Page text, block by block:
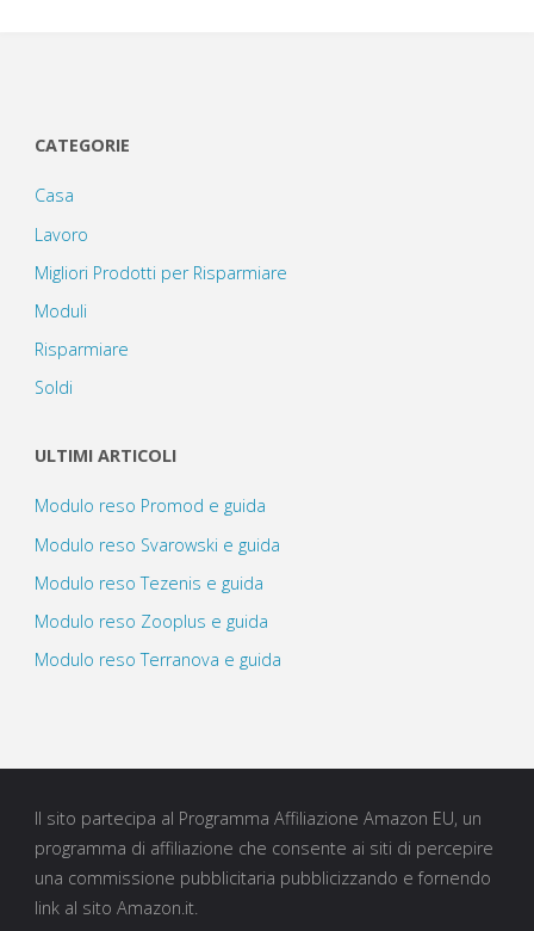
CATEGORIE
Casa
Lavoro
Migliori Prodotti per Risparmiare
Moduli
Risparmiare
Soldi
ULTIMI ARTICOLI
Modulo reso Promod e guida
Modulo reso Svarowski e guida
Modulo reso Tezenis e guida
Modulo reso Zooplus e guida
Modulo reso Terranova e guida
Il sito partecipa al Programma Affiliazione Amazon EU, un
programma di affiliazione che consente ai siti di percepire
una commissione pubblicitaria pubblicizzando e fornendo
link al sito Amazon.it.